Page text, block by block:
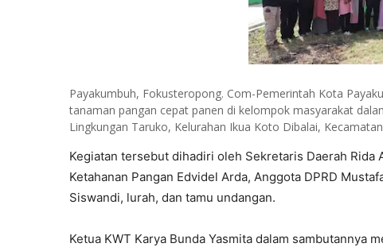
Payakumbuh, Fokusteropong. Com-Pemerintah Kota
tanaman pangan cepat panen di kelompok masyarakat
Lingkungan Taruko, Kelurahan Ikua Koto Dibalai,
Kegiatan tersebut dihadiri oleh Sekretaris Daerah Rida
Ketahanan Pangan Edvidel Arda, Anggota DPRD
Siswandi, lurah, dan tamu undangan.
Ketua KWT Karya Bunda Yasmita dalam sambutannya